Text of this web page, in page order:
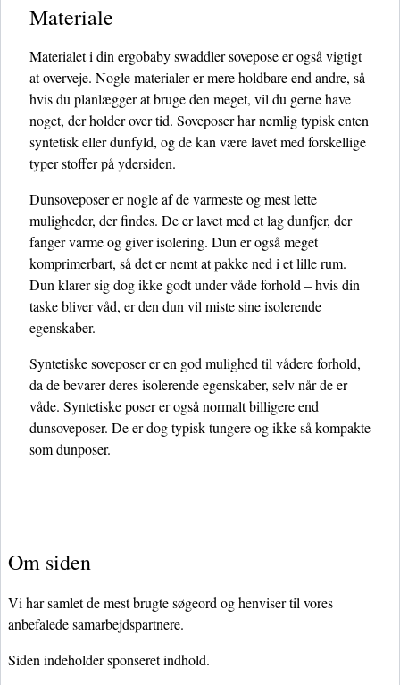
Materiale
Materialet i din ergobaby swaddler sovepose er også vigtigt
at overveje. Nogle materialer er mere holdbare end andre, så
hvis du planlægger at bruge den meget, vil du gerne have
noget, der holder over tid. Soveposer har nemlig typisk enten
syntetisk eller dunfyld, og de kan være lavet med forskellige
typer stoffer på ydersiden.
Dunsoveposer er nogle af de varmeste og mest lette
muligheder, der findes. De er lavet med et lag dunfjer, der
fanger varme og giver isolering. Dun er også meget
komprimerbart, så det er nemt at pakke ned i et lille rum.
Dun klarer sig dog ikke godt under våde forhold – hvis din
taske bliver våd, er den dun vil miste sine isolerende
egenskaber.
Syntetiske soveposer er en god mulighed til vådere forhold,
da de bevarer deres isolerende egenskaber, selv når de er
våde. Syntetiske poser er også normalt billigere end
dunsoveposer. De er dog typisk tungere og ikke så kompakte
som dunposer.
Om siden
Vi har samlet de mest brugte søgeord og henviser til vores
anbefalede samarbejdspartnere.
Siden indeholder sponseret indhold.